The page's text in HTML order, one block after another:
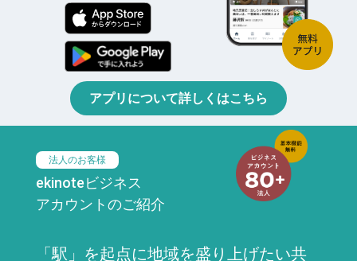
アプリについて詳しくはこちら
法人のお客様
ekinoteビジネス
アカウントのご紹介
「駅」を起点に地域を盛り上げたい共